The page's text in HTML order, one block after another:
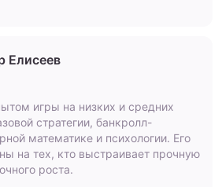
Елисеев
игры на низких и средних
стратегии, банкролл-
математике и психологии. Его
на тех, кто выстраивает прочную
роста.